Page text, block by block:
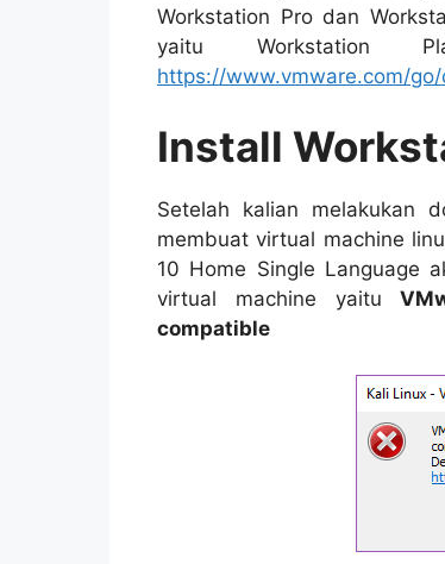
Workstation Pro dan
yaitu Workstation
https://www.vmware.com/
Install
Setelah kalian melakukan
membuat virtual machine
10 Home Single Language
virtual machine yaitu
compatible